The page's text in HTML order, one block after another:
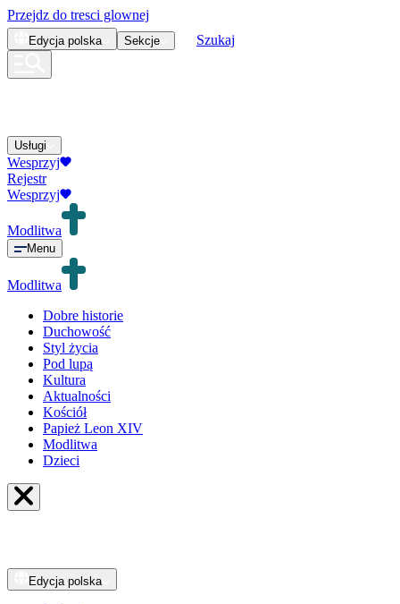
Przejdz do tresci glownej
Edycja polska Sekcje Szukaj
Usługi
Wesprzyj
Rejestr
Wesprzyj
Modlitwa
Menu
Modlitwa
Dobre historie
Duchowość
Styl życia
Pod lupą
Kultura
Aktualności
Kościół
Papież Leon XIV
Modlitwa
Dzieci
Edycja polska